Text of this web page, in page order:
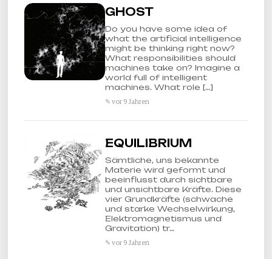
GHOST
Do you have some idea of
what the artificial intelligence
might be thinking right now?
What responsibilities should
machines take on? Imagine a
world full of intelligent
machines. What role […]
✎ vor 9 Jahren
EQUILIBRIUM
Sämtliche, uns bekannte
Materie wird geformt und
beeinflusst durch sichtbare
und unsichtbare Kräfte. Diese
vier Grundkräfte (schwache
und starke Wechselwirkung,
Elektromagnetismus und
Gravitation) tr…
✎ vor 9 Jahren